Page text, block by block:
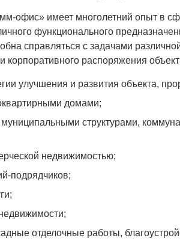
офис» имеет многолетний опыт в
функционального
справляться с задачами
корпоративного распоряжения
улучшения и развития объекта,
домами;
муниципальными структурами,
недвижимостью;
подрядчиков;
отделочные работы,